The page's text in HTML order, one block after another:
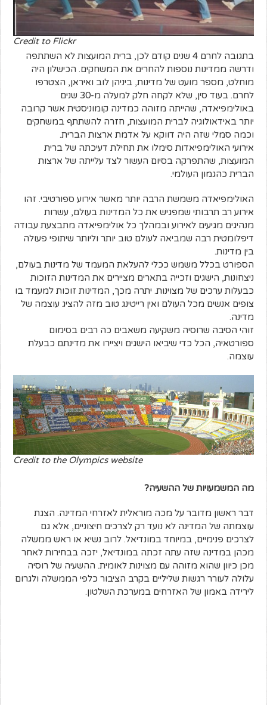
Credit to Flickr
בתגובה לחרם 4 שנים קודם לכן, ברית המועצות לא השתתפה
ודרשה ממדינות נוספות להחרים את המשחקים. הכישלון היה
מוחלט, מספר מועט של מדינות, ביניהן לוב ואיראן, הצטרפו
לחרם. בעוד סין, שלא לקחה חלק למעלה מ-30 שנים
באולימפיאדה, שהייתה מזוהה כמדינה קומוניסטית אשר קרובה
יותר באידאולוגיה לברית המועצות, חזרה להשתתף במשחקים
וכמה סמלי שזה היה דווקא על אדמת ארצות הברית.
אירועי האולימפיאדות סימלו את תחילת דעיכתה של ברית
המועצות, שהתפרקה בסיום העשור לצד עלייתה של ארצות
הברית כהגמון העולמי.
האולימפיאדה משמשת הרבה יותר מאשר אירוע ספורטיבי. זהו
אירוע רב תרבותי שמפגיש את כל המדינות בעולם, עשרות
מנהיגים מגיעים לאירוע ובמהלך כל אולימפיאדה מתבצעת עבודה
דיפלומטית רבה שמביאה לעולם טוב יותר וליותר שיתופי פעולה
בין מדינות.
הספורט בכלל משמש ככלי להעלאת המעמד של מדינות בעולם,
ניצחונות, הישגים וזכייה בתארים מציירים את המדינות הזוכות
כבעלות ערכים של מצוינות. יתרה מכך, המדינות זוכות למעמד בו
צופים אנשים מכל העולם ואין רייטינג טוב מזה להציג עוצמה של
מדינה.
זוהי הסיבה שרוסיה משקיעה משאבים כה רבים בסימום
ספורטאיה, הכל כדי שיביאו הישגים ויציירו את מדינתם כבעלת
עוצמה.
Credit to the Olympics website
מה המשמעויות של ההשעיה?
דבר ראשון מדובר על מכה מוראלית לאזרחי המדינה. הצגת
עוצמתה של המדינה לא נועד רק לצרכים חיצוניים, אלא גם
לצרכים פנימיים, במיוחד במונדיאל. לרוב נשיא או ראש ממשלה
מכהן במדינה שזה עתה זכתה במונדיאל, יזכה בבחירות לאחר
מכן כיוון שהוא מזוהה עם מצוינות לאומית. ההשעיה של רוסיה
עלולה לעורר רגשות שליליים בקרב הציבור כלפי הממשלה ולגרום
לירידה באמון של האזרחים במערכת השלטון.